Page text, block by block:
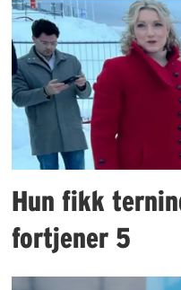
Hun fikk
fortjener 5